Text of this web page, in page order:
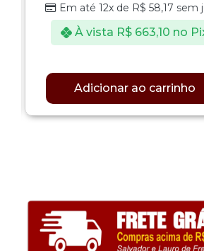
Em até 12x de R$ 58,17 sem
À vista R$ 663,10 no
Adicionar ao carrinho